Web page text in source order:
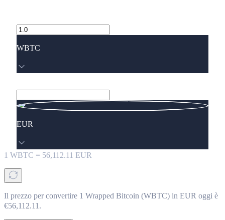
WBTC
EUR
1 WBTC = 56,112.11 EUR
Il prezzo per convertire 1 Wrapped Bitcoin (WBTC) in EUR oggi è
€56,112.11.